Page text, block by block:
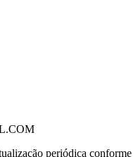
periódica conforme